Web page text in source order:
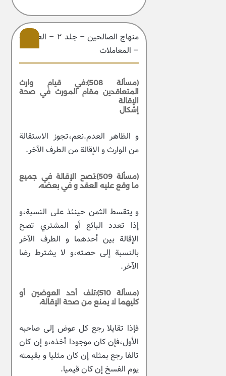
منهاج الصالحین – جلد ۲ – العبادات
– المعاملات
(مسألة 508):في قيام وارث
المتعاقدين مقام المورث في صحة
الإقالة
إشكال
و الظاهر العدم.نعم،تجوز الاستقالة
من الوارث و الإقالة من الطرف الآخر.
(مسألة 509):تصح الإقالة في جميع
ما وقع عليه العقد و في بعضه،
و يتقسط الثمن حينئذ على النسبة،و
إذا تعدد البائع أو المشتري تصح
الإقالة بين أحدهما و الطرف الآخر
بالنسبة إلى حصته،و لا يشترط رضا
الآخر.
(مسألة 510):تلف أحد العوضين أو
كليهما لا يمنع من صحة الإقالة،
فإذا تقايلا رجع كل عوض إلى صاحبه
الأول،فإن كان موجودا أخذه،و إن كان
تالفا رجع بمثله إن كان مثليا و بقيمته
يوم الفسخ إن كان قيميا.